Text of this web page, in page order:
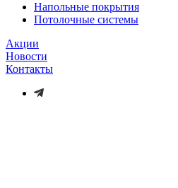
Напольные покрытия
Потолочные системы
Акции
Новости
Контакты